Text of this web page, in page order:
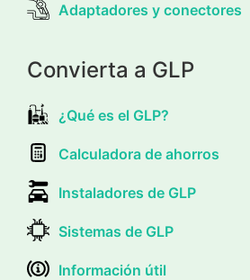
Adaptadores y conectores
Convierta a GLP
¿Qué es el GLP?
Calculadora de ahorros
Instaladores de GLP
Sistemas de GLP
Información útil